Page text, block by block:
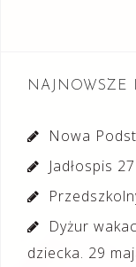
NAJNOWSZE
Nowa
Jadłospis
Dyżur
dziecka. 29